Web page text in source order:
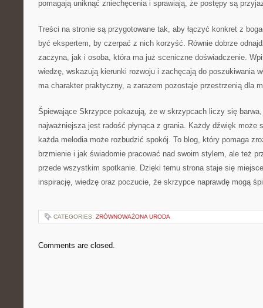
pomagają uniknąć zniechęcenia i sprawiają, że postępy są
Treści na stronie są przygotowane tak, aby łączyć konkret z
być ekspertem, by czerpać z nich korzyść. Równie dobrze
zaczyna, jak i osoba, która ma już sceniczne doświadczenie.
wiedzę, wskazują kierunki rozwoju i zachęcają do poszukiwania
ma charakter praktyczny, a zarazem pozostaje przestrzenią dla
Śpiewające Skrzypce pokazują, że w skrzypcach liczy się
najważniejsza jest radość płynąca z grania. Każdy dźwięk może
każda melodia może rozbudzić spokój. To blog, który pomaga
brzmienie i jak świadomie pracować nad swoim stylem, ale też
przede wszystkim spotkanie. Dzięki temu strona staje się
inspirację, wiedzę oraz poczucie, że skrzypce naprawdę mogą
CATEGORIES: ZRÓWNOWAŻONA URODA
Comments are closed.